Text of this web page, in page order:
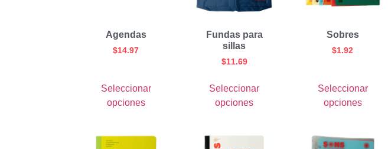
Agendas
$14.97
Seleccionar
opciones
Fundas para
sillas
$11.69
Seleccionar
opciones
Sobres
$1.92
Seleccionar
opciones